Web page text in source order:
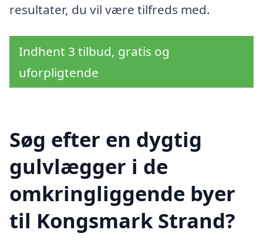
resultater, du vil være tilfreds med.
Indhent 3 tilbud, gratis og
uforpligtende
Søg efter en dygtig
gulvlægger i de
omkringliggende byer
til Kongsmark Strand?